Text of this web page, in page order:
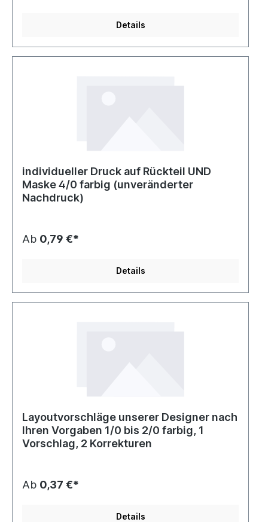
Details
individueller Druck auf Rückteil UND
Maske 4/0 farbig (unveränderter
Nachdruck)
Ab 0,79 €*
Details
Layoutvorschläge unserer Designer nach
Ihren Vorgaben 1/0 bis 2/0 farbig, 1
Vorschlag, 2 Korrekturen
Ab 0,37 €*
Details